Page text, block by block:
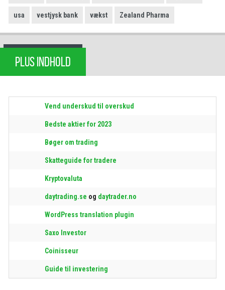
usa vestjysk bank vækst Zealand Pharma
PLUS INDHOLD
Vend underskud til overskud
Bedste aktier for 2023
Bøger om trading
Skatteguide for tradere
Kryptovaluta
daytrading.se og daytrader.no
WordPress translation plugin
Saxo Investor
Coinisseur
Guide til investering